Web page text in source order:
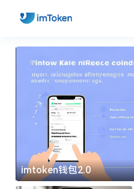
imtoken钱包2.0